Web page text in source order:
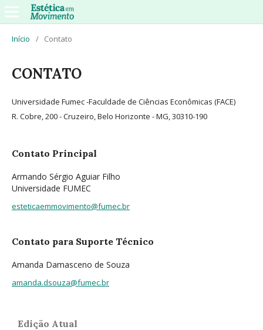
Início / Contato
CONTATO
Universidade Fumec -Faculdade de Ciências Econômicas (FACE)
R. Cobre, 200 - Cruzeiro, Belo Horizonte - MG, 30310-190
Contato Principal
Armando Sérgio Aguiar Filho
Universidade FUMEC
esteticaemmovimento@fumec.br
Contato para Suporte Técnico
Amanda Damasceno de Souza
amanda.dsouza@fumec.br
Edição Atual